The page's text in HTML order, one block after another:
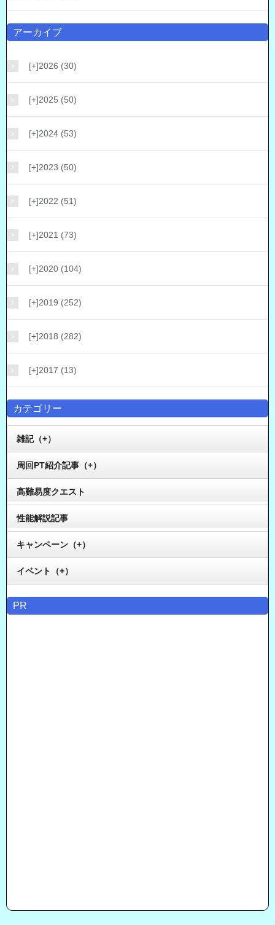
アーカイブ
[+]2026 (30)
[+]2025 (50)
[+]2024 (53)
[+]2023 (50)
[+]2022 (51)
[+]2021 (73)
[+]2020 (104)
[+]2019 (252)
[+]2018 (282)
[+]2017 (13)
カテゴリー
雑記（+）
周回PT紹介記事（+）
高難易度クエスト
性能解説記事
キャンペーン（+）
イベント（+）
PR